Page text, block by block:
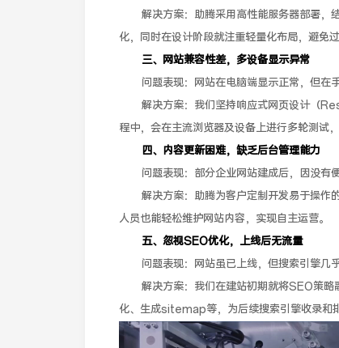
解决方案：助腾采用高性能服务器部署，
化，同时在设计阶段就注重轻量化布局，避免
三、网站兼容性差，多设备显示异常
问题表现：网站在电脑端显示正常，但在
解决方案：我们坚持响应式网页设计（
程中，会在主流浏览器及设备上进行多轮测试
四、内容更新困难，缺乏后台管理能力
问题表现：部分企业网站建成后，因没有
解决方案：助腾为客户定制开发易于操作
人员也能轻松维护网站内容，实现自主运营。
五、忽视SEO优化，上线后无流量
问题表现：网站虽已上线，但搜索引擎几
解决方案：我们在建站初期就将SEO策
化、生成sitemap等，为后续搜索引擎收录和